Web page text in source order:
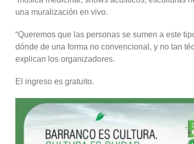
una muralización en vivo.
“Queremos que las personas se sumen a este
dónde de una forma no convencional, y no tan
explican los organizadores.
El ingreso es gratuito.